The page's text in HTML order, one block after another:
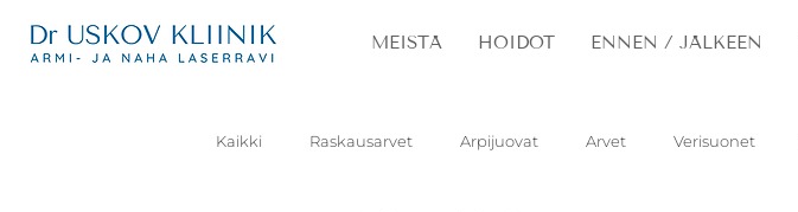
MEISTÄ HOIDOT ENNEN / JÄLKEEN
Kaikki Raskausarvet Arpijuovat Arvet Verisuonet